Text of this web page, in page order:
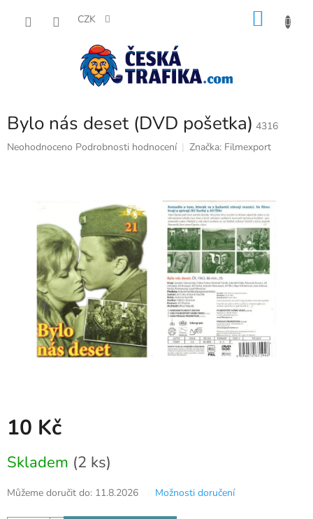
CZK
Bylo nás deset (DVD pošetka) 4316
Průměrné
hvězdiček.
Neohodnoceno Podrobnosti hodnocení Značka: Filmexport
10 Kč
cena:
Skladem (2 ks)
Můžeme doručit do: 11.8.2026 Možnosti doručení